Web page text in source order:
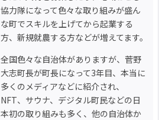
協力隊になって色々な取り組みが盛ん
な町でスキルを上げてから起業する
方、新規就農する方などが増えてます。
全国色々な自治体がありますが、菅野
大志町長が町長になって3年目、本当に
多くのメディアなどに紹介され、
NFT、サウナ、デジタル町民などの日
本初の取り組みも多く、他の自治体か